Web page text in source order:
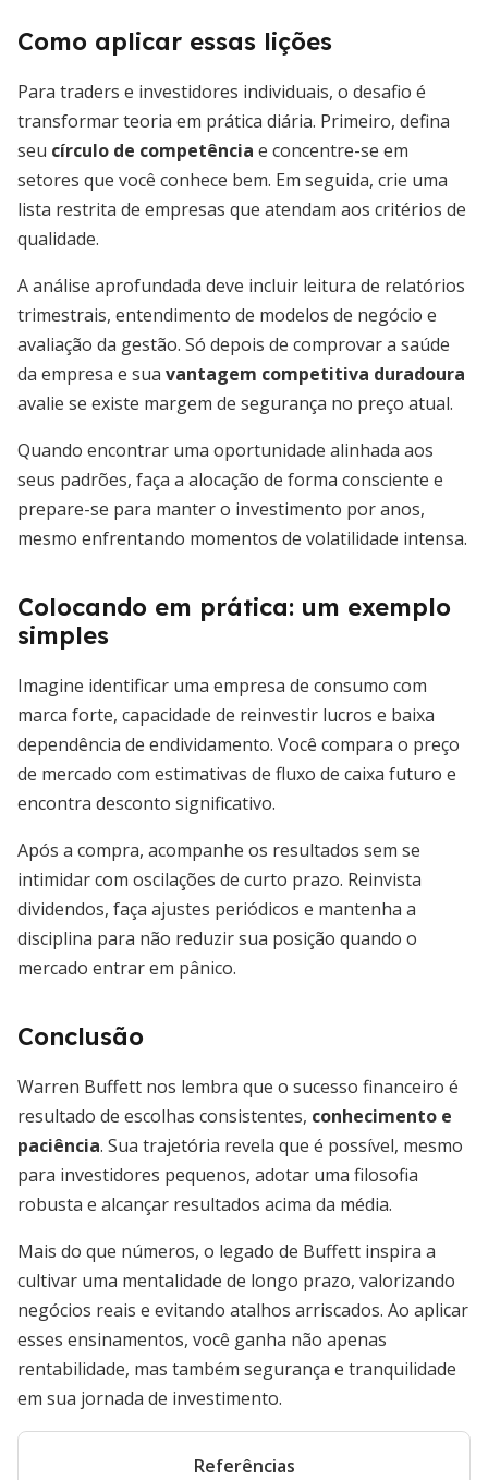
Como aplicar essas lições
Para traders e investidores individuais, o desafio é
transformar teoria em prática diária. Primeiro, defina
seu círculo de competência e concentre-se em
setores que você conhece bem. Em seguida, crie uma
lista restrita de empresas que atendam aos critérios de
qualidade.
A análise aprofundada deve incluir leitura de relatórios
trimestrais, entendimento de modelos de negócio e
avaliação da gestão. Só depois de comprovar a saúde
da empresa e sua vantagem competitiva duradoura
avalie se existe margem de segurança no preço atual.
Quando encontrar uma oportunidade alinhada aos
seus padrões, faça a alocação de forma consciente e
prepare-se para manter o investimento por anos,
mesmo enfrentando momentos de volatilidade intensa.
Colocando em prática: um exemplo
simples
Imagine identificar uma empresa de consumo com
marca forte, capacidade de reinvestir lucros e baixa
dependência de endividamento. Você compara o preço
de mercado com estimativas de fluxo de caixa futuro e
encontra desconto significativo.
Após a compra, acompanhe os resultados sem se
intimidar com oscilações de curto prazo. Reinvista
dividendos, faça ajustes periódicos e mantenha a
disciplina para não reduzir sua posição quando o
mercado entrar em pânico.
Conclusão
Warren Buffett nos lembra que o sucesso financeiro é
resultado de escolhas consistentes, conhecimento e
paciência. Sua trajetória revela que é possível, mesmo
para investidores pequenos, adotar uma filosofia
robusta e alcançar resultados acima da média.
Mais do que números, o legado de Buffett inspira a
cultivar uma mentalidade de longo prazo, valorizando
negócios reais e evitando atalhos arriscados. Ao aplicar
esses ensinamentos, você ganha não apenas
rentabilidade, mas também segurança e tranquilidade
em sua jornada de investimento.
Referências